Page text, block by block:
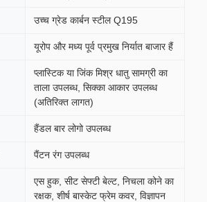
उच्च ग्रेड कार्बन स्टील Q195
यूरोप और मध्य पूर्व प्रमुख निर्यात बाजार हैं
प्लास्टिक या जिंक मिश्र धातु सामग्री का
ताला उपलब्ध, सिक्का आकार उपलब्ध
(अतिरिक्त लागत)
हैंडल बार लोगो उपलब्ध
पैंटन रंग उपलब्ध
एस हुक, सीट सेफ्टी बेल्ट, निचला कोने का
रक्षक, शीर्ष बास्केट फ्रेम कवर, विज्ञापन